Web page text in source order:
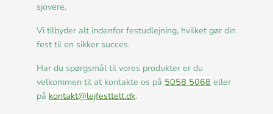
sjovere.
Vi tilbyder alt indenfor festudlejning, hvilket gør din
fest til en sikker succes.
Har du spørgsmål til vores produkter er du
velkommen til at kontakte os på 5058 5068 eller
på kontakt@lejfesttelt.dk.